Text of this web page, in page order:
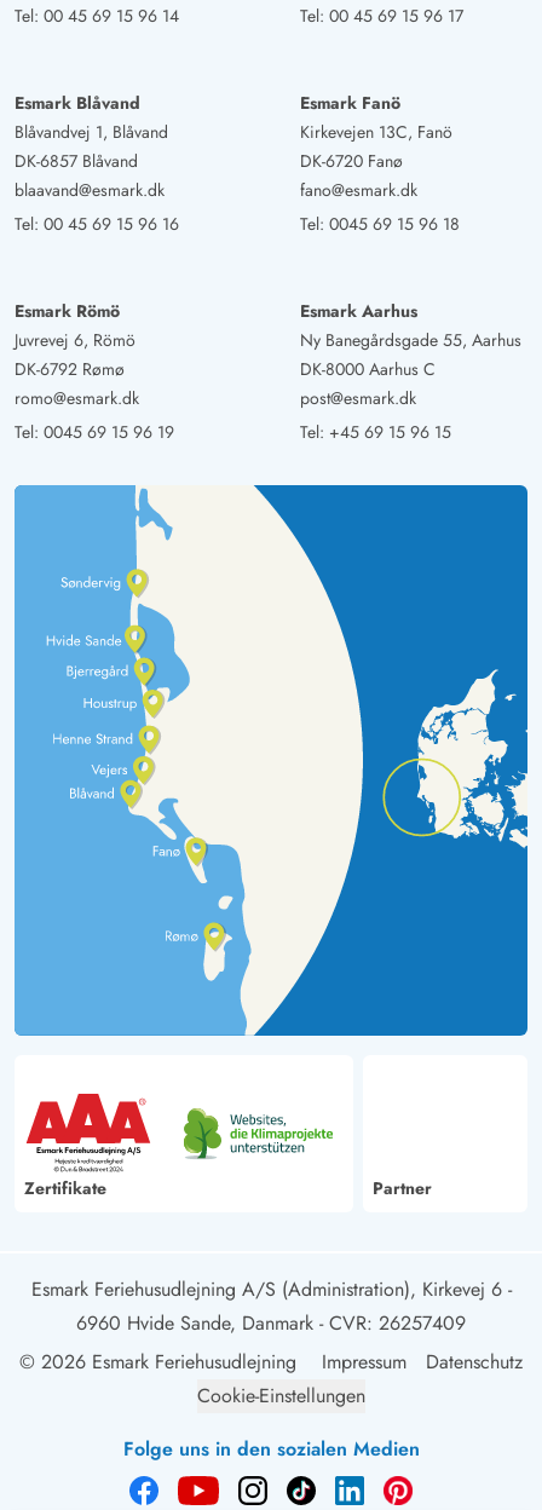
Tel: 00 45 69 15 96 14
Tel: 00 45 69 15 96 17
Esmark Blåvand
Blåvandvej 1, Blåvand
DK-6857 Blåvand
blaavand@esmark.dk
Tel: 00 45 69 15 96 16
Esmark Fanö
Kirkevejen 13C, Fanö
DK-6720 Fanø
fano@esmark.dk
Tel: 0045 69 15 96 18
Esmark Römö
Juvrevej 6, Römö
DK-6792 Rømø
romo@esmark.dk
Tel: 0045 69 15 96 19
Esmark Aarhus
Ny Banegårdsgade 55, Aarhus
DK-8000 Aarhus C
post@esmark.dk
Tel: +45 69 15 96 15
Zertifikate Partner
Esmark Feriehusudlejning A/S (Administration), Kirkevej 6 -
6960 Hvide Sande, Danmark - CVR: 26257409
© 2026 Esmark Feriehusudlejning
Impressum
Datenschutz
Cookie-Einstellungen
Folge uns in den sozialen Medien